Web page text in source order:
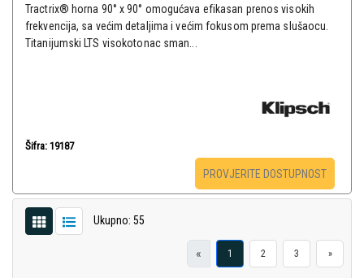
Tractrix® horna 90° x 90° omogućava efikasan prenos visokih
frekvencija, sa većim detaljima i većim fokusom prema slušaocu.
Titanijumski LTS visokotonac sman...
Šifra: 19187
PROVJERITE DOSTUPNOST
Ukupno: 55
« 1 2 3 »